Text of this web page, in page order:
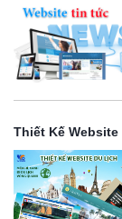
Thiết Kế Website